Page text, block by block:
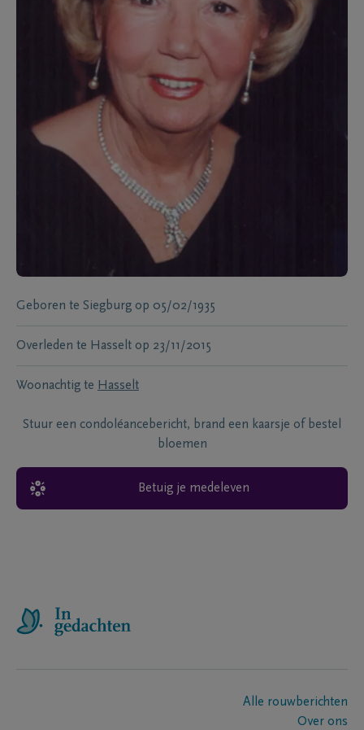
Geboren te Siegburg op 05/02/1935
Overleden te Hasselt op 23/11/2015
Woonachtig te Hasselt
Stuur een condoléancebericht, brand een kaarsje of bestel
bloemen
Betuig je medeleven
Alle rouwberichten
Over ons